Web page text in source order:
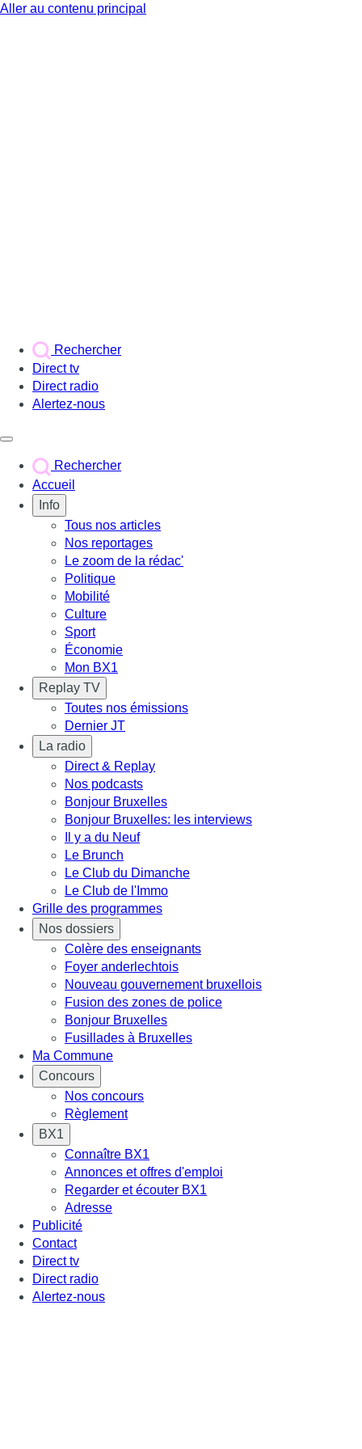
Aller au contenu principal
Rechercher
Direct tv
Direct radio
Alertez-nous
Rechercher
Accueil
Info
Tous nos articles
Nos reportages
Le zoom de la rédac'
Politique
Mobilité
Culture
Sport
Économie
Mon BX1
Replay TV
Toutes nos émissions
Dernier JT
La radio
Direct & Replay
Nos podcasts
Bonjour Bruxelles
Bonjour Bruxelles: les interviews
Il y a du Neuf
Le Brunch
Le Club du Dimanche
Le Club de l'Immo
Grille des programmes
Nos dossiers
Colère des enseignants
Foyer anderlechtois
Nouveau gouvernement bruxellois
Fusion des zones de police
Bonjour Bruxelles
Fusillades à Bruxelles
Ma Commune
Concours
Nos concours
Règlement
BX1
Connaître BX1
Annonces et offres d'emploi
Regarder et écouter BX1
Adresse
Publicité
Contact
Direct tv
Direct radio
Alertez-nous